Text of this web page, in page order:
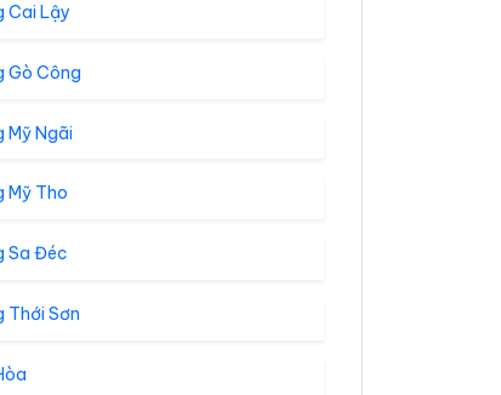
Cai Lậy
Gò Công
Mỹ Ngãi
Mỹ Tho
Sa Đéc
Thới Sơn